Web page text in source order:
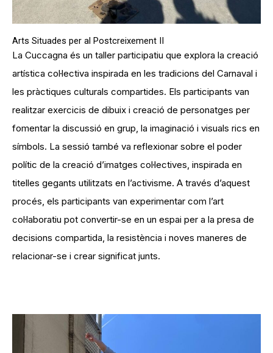
Arts Situades per al Postcreixement II
La Cuccagna és un taller participatiu que explora la creació
artística col·lectiva inspirada en les tradicions del Carnaval i
les pràctiques culturals compartides. Els participants van
realitzar exercicis de dibuix i creació de personatges per
fomentar la discussió en grup, la imaginació i visuals rics en
símbols. La sessió també va reflexionar sobre el poder
polític de la creació d’imatges col·lectives, inspirada en
titelles gegants utilitzats en l’activisme. A través d’aquest
procés, els participants van experimentar com l’art
col·laboratiu pot convertir-se en un espai per a la presa de
decisions compartida, la resistència i noves maneres de
relacionar-se i crear significat junts.